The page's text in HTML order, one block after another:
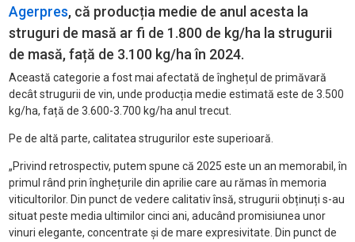
Agerpres, că producția medie de anul acesta la
struguri de masă ar fi de 1.800 de kg/ha la strugurii
de masă, față de 3.100 kg/ha în 2024.
Această categorie a fost mai afectată de înghețul de primăvară
decât strugurii de vin, unde producția medie estimată este de 3.500
kg/ha, față de 3.600-3.700 kg/ha anul trecut.
Pe de altă parte, calitatea strugurilor este superioară.
„Privind retrospectiv, putem spune că 2025 este un an memorabil, în
primul rând prin înghețurile din aprilie care au rămas în memoria
viticultorilor. Din punct de vedere calitativ însă, strugurii obținuți s-au
situat peste media ultimilor cinci ani, aducând promisiunea unor
vinuri elegante, concentrate și de mare expresivitate. Din punct de